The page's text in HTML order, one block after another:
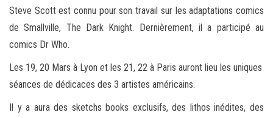
Steve Scott est connu pour son travail sur les adaptations comics
de Smallville, The Dark Knight. Dernièrement, il a participé au
comics Dr Who.
Les 19, 20 Mars à Lyon et les 21, 22 à Paris auront lieu les uniques
séances de dédicaces des 3 artistes américains.
Il y a aura des sketchs books exclusifs, des lithos inédites, des